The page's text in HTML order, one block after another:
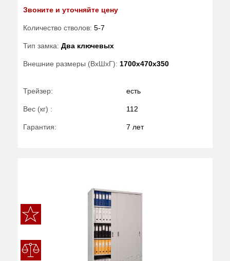
Звоните и уточняйте цену
Количество стволов: 5-7
Тип замка: Два ключевых
Внешние размеры (ВхШхГ): 1700x470x350
Трейзер: есть
Вес (кг) : 112
Гарантия: 7 лет